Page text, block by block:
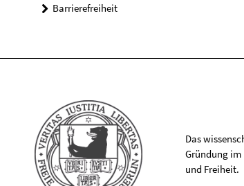
Barrierefreiheit
Das
Gründung im
und Freiheit.